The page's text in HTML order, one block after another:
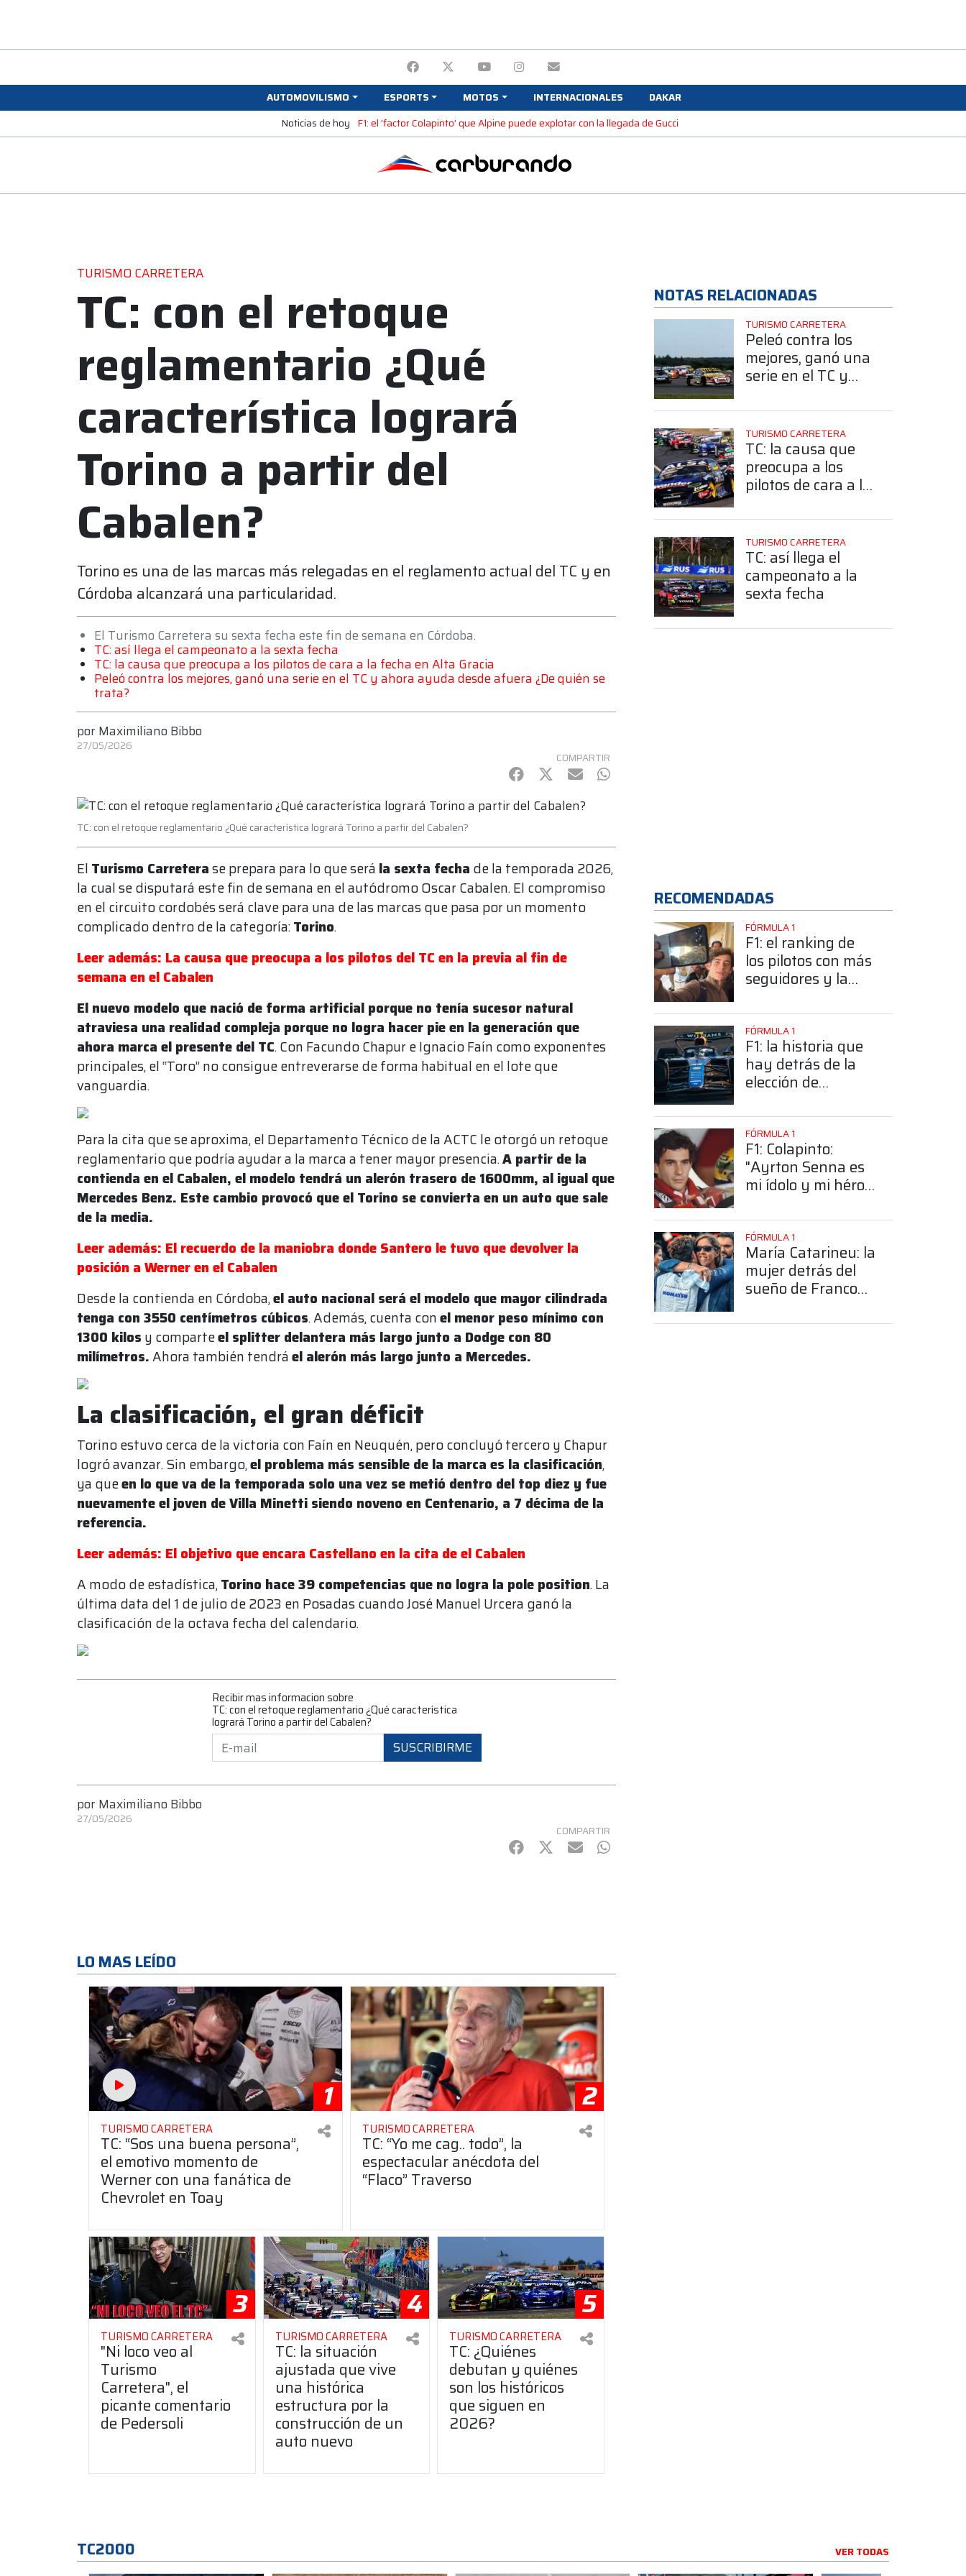
AUTOMOVILISMO ESPORTS MOTOS INTERNACIONALES
DAKAR
Noticias de hoy F1: el ‘factor Colapinto’ que Alpine puede explotar con la llegada de Gucci
TURISMO CARRETERA
TC: con el retoque
reglamentario ¿Qué
característica logrará
Torino a partir del
Cabalen?
Torino es una de las marcas más relegadas en el reglamento actual del TC y en
Córdoba alcanzará una particularidad.
El Turismo Carretera su sexta fecha este fin de semana en Córdoba.
TC: así llega el campeonato a la sexta fecha
TC: la causa que preocupa a los pilotos de cara a la fecha en Alta Gracia
Peleó contra los mejores, ganó una serie en el TC y ahora ayuda desde afuera ¿De quién se
trata?
por Maximiliano Bibbo
27/05/2026
COMPARTIR
Facebook
Twitter
mail WhatsApp
TC: con el retoque reglamentario ¿Qué característica logrará Torino a partir del Cabalen?
El Turismo Carreterase prepara para lo que será la sexta fecha de la temporada 2026,
la cual se disputará este fin de semana en el autódromo Oscar Cabalen. El compromiso
en el circuito cordobés será clave para una de las marcas que pasa por un momento
complicado dentro de la categoría:Torino.
Leer además: La causa que preocupa a los pilotos del TC en la previa al fin de
semana en el Cabalen
El nuevo modelo que nació de forma artificial porque no tenía sucesor natural
atraviesa una realidad compleja porque no logra hacer pie en la generación que
ahora marca el presente del TC. Con Facundo Chapur e Ignacio Faín como exponentes
principales, el “Toro” no consigue entreverarse de forma habitual en el lote que
vanguardia.
Para la cita que se aproxima, el Departamento Técnico de la ACTC le otorgó un retoque
reglamentario que podría ayudar a la marca a tener mayor presencia.A partir de la
contienda en el Cabalen, el modelo tendrá un alerón trasero de 1600mm, al igual que
Mercedes Benz. Este cambio provocó que el Torino se convierta en un auto que sale
de la media.
Leer además: El recuerdo de la maniobra donde Santero le tuvo que devolver la
posición a Werner en el Cabalen
Desde la contienda en Córdoba,el auto nacional será el modelo que mayor cilindrada
tenga con 3550 centímetros cúbicos. Además, cuenta conel menor peso mínimo con
1300 kilos y comparteel splitter delantera más largo junto a Dodge con 80
milímetros.Ahora también tendráel alerón más largo junto a Mercedes.
La clasificación, el gran déficit
Torino estuvo cerca de la victoria con Faín en Neuquén, pero concluyó tercero y Chapur
logró avanzar. Sin embargo,el problema más sensible de la marca es la clasificación,
ya queen lo que va de la temporada solo una vez se metió dentro del top diez y fue
nuevamente el joven de Villa Minetti siendo noveno en Centenario, a 7 décima de la
referencia.
Leer además: El objetivo que encara Castellano en la cita de el Cabalen
A modo de estadística,Torino hace 39 competencias que no logra la pole position. La
última data del 1 de julio de 2023 en Posadas cuando José Manuel Urcera ganó la
clasificación de la octava fecha del calendario.
Recibir mas informacion sobre
TC: con el retoque reglamentario ¿Qué característica
logrará Torino a partir del Cabalen?
SUSCRIBIRME
por Maximiliano Bibbo
27/05/2026
COMPARTIR
Facebook
Twitter
mail WhatsApp
LO MAS LEÍDO
1
TURISMO CARRETERA
TC: “Sos una buena persona”,
el emotivo momento de
Werner con una fanática de
Chevrolet en Toay
2
TURISMO CARRETERA
TC: “Yo me cag.. todo”, la
espectacular anécdota del
“Flaco” Traverso
3
TURISMO CARRETERA
"Ni loco veo al
Turismo
Carretera", el
picante comentario
de Pedersoli
4
TURISMO CARRETERA
TC: la situación
ajustada que vive
una histórica
estructura por la
construcción de un
auto nuevo
5
TURISMO CARRETERA
TC: ¿Quiénes
debutan y quiénes
son los históricos
que siguen en
2026?
NOTAS RELACIONADAS
TURISMO CARRETERA
Peleó contra los
mejores, ganó una
serie en el TC y
desde afuera ¿De
quién se trata?
TURISMO CARRETERA
TC: la causa que
preocupa a los
pilotos de cara a la
Gracia
TURISMO CARRETERA
TC: así llega el
campeonato a la
sexta fecha
RECOMENDADAS
FÓRMULA 1
F1: el ranking de
los pilotos con más
seguidores y la
posición de
Colapinto
FÓRMULA 1
F1: la historia que
hay detrás de la
elección de
número 43
FÓRMULA 1
F1: Colapinto:
"Ayrton Senna es
mi ídolo y mi héroe
FÓRMULA 1
María Catarineu: la
mujer detrás del
sueño de Franco
Fórmula 1
TC2000 VER TODAS